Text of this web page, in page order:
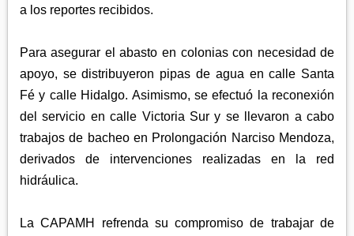
a los reportes recibidos.
Para asegurar el abasto en colonias con necesidad de
apoyo, se distribuyeron pipas de agua en calle Santa
Fé y calle Hidalgo. Asimismo, se efectuó la reconexión
del servicio en calle Victoria Sur y se llevaron a cabo
trabajos de bacheo en Prolongación Narciso Mendoza,
derivados de intervenciones realizadas en la red
hidráulica.
La CAPAMH refrenda su compromiso de trabajar de